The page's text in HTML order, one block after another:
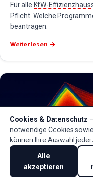
Für alle KfW-Effizienzhaus
Pflicht. Welche
beantragen.
Weiterlesen →
Cookies & Datenschutz
notwendige Cookies
können Ihre Auswahl
Alle
akzeptieren